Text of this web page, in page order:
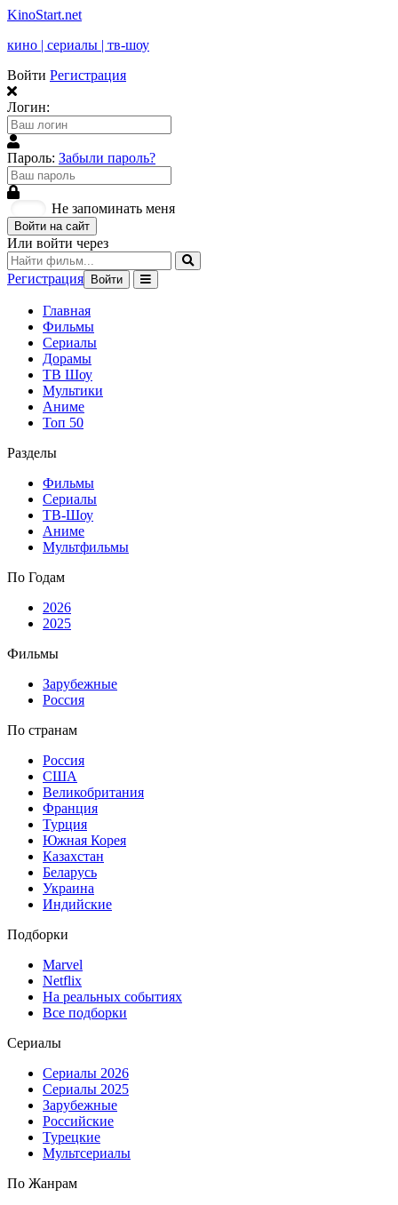
KinoStart.net
кино | сериалы | тв-шоу
Войти Регистрация
Логин:
Пароль: Забыли пароль?
Не запоминать меня
Войти на сайт
Или войти через
Регистрация Войти
Главная
Фильмы
Сериалы
Дорамы
ТВ Шоу
Мультики
Аниме
Топ 50
Разделы
Фильмы
Сериалы
ТВ-Шоу
Аниме
Мультфильмы
По Годам
2026
2025
Фильмы
Зарубежные
Россия
По странам
Россия
США
Великобритания
Франция
Турция
Южная Корея
Казахстан
Беларусь
Украина
Индийские
Подборки
Marvel
Netflix
На реальных событиях
Все подборки
Сериалы
Сериалы 2026
Сериалы 2025
Зарубежные
Российские
Турецкие
Мультсериалы
По Жанрам